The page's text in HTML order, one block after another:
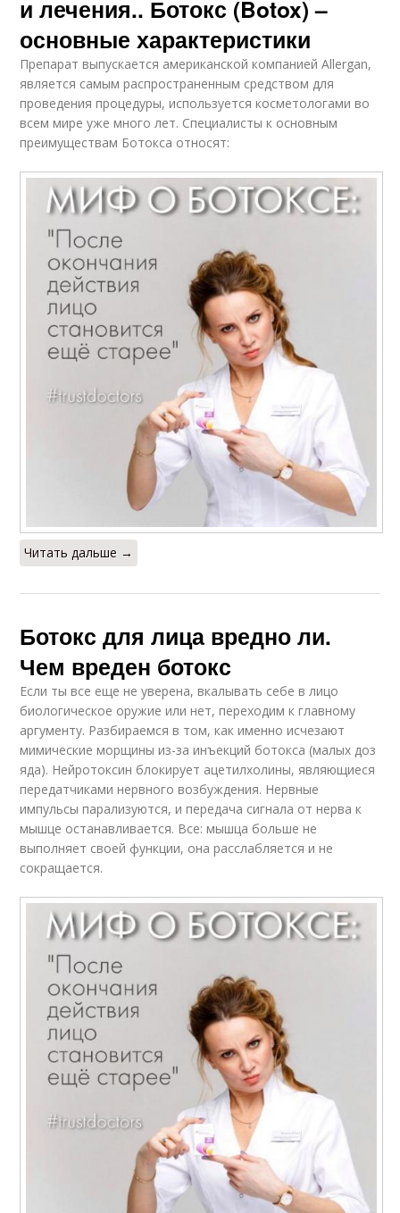
и лечения.. Ботокс (Botox) –
основные характеристики
Препарат выпускается американской компанией Allergan,
является самым распространенным средством для
проведения процедуры, используется косметологами во
всем мире уже много лет. Специалисты к основным
преимуществам Ботокса относят:
Читать дальше →
Ботокс для лица вредно ли.
Чем вреден ботокс
Если ты все еще не уверена, вкалывать себе в лицо
биологическое оружие или нет, переходим к главному
аргументу. Разбираемся в том, как именно исчезают
мимические морщины из-за инъекций ботокса (малых доз
яда). Нейротоксин блокирует ацетилхолины, являющиеся
передатчиками нервного возбуждения. Нервные
импульсы парализуются, и передача сигнала от нерва к
мышце останавливается. Все: мышца больше не
выполняет своей функции, она расслабляется и не
сокращается.